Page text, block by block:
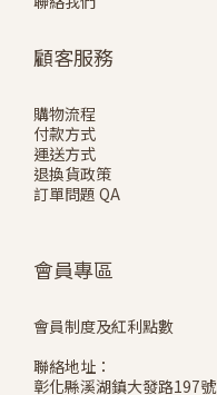
顧客服務
購物流程
付款方式
運送方式
退換貨政策
訂單問題 QA
會員專區
會員制度及紅利點數
聯絡地址：
彰化縣溪湖鎮大發路197號